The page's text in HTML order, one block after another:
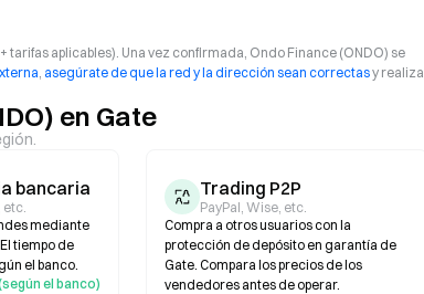
aplicables). Una vez confirmada, Ondo Finance (ONDO) se
, asegúrate de que la red y la dirección sean correctasy realiza
en Gate
bancaria
etc.
mediante
tiempo de
el banco.
el banco)
Trading P2P
PayPal, Wise, etc.
Compra a otros usuarios con la
protección de depósito en garantía de
Gate. Compara los precios de los
vendedores antes de operar.